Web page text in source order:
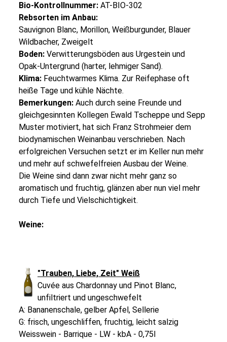
Bio-Kontrollnummer: AT-BIO-302
Rebsorten im Anbau:
Sauvignon Blanc, Morillon, Weißburgunder, Blauer
Wildbacher, Zweigelt
Boden: Verwitterungsböden aus Urgestein und
Opak-Untergrund (harter, lehmiger Sand).
Klima: Feuchtwarmes Klima. Zur Reifephase oft
heiße Tage und kühle Nächte.
Bemerkungen: Auch durch seine Freunde und
gleichgesinnten Kollegen Ewald Tscheppe und Sepp
Muster motiviert, hat sich Franz Strohmeier dem
biodynamischen Weinanbau verschrieben. Nach
erfolgreichen Versuchen setzt er im Keller nun mehr
und mehr auf schwefelfreien Ausbau der Weine.
Die Weine sind dann zwar nicht mehr ganz so
aromatisch und fruchtig, glänzen aber nun viel mehr
durch Tiefe und Vielschichtigkeit.
Weine:
"Trauben, Liebe, Zeit" Weiß
Cuvée aus Chardonnay und Pinot Blanc,
unfiltriert und ungeschwefelt
A: Bananenschale, gelber Apfel, Sellerie
G: frisch, ungeschliffen, fruchtig, leicht salzig
Weisswein - Barrique - LW - kbA - 0,75l